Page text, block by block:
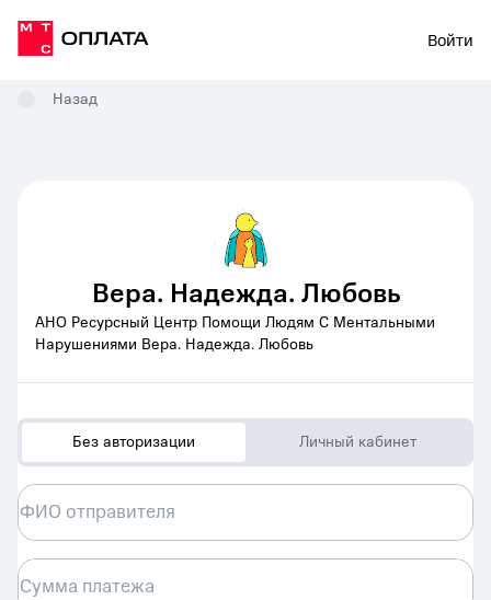
Войти
Назад
Вера. Надежда. Любовь
АНО Ресурсный Центр Помощи Людям С Ментальными
Нарушениями Вера. Надежда. Любовь
Без авторизации Личный кабинет
ФИО отправителя
Сумма платежа